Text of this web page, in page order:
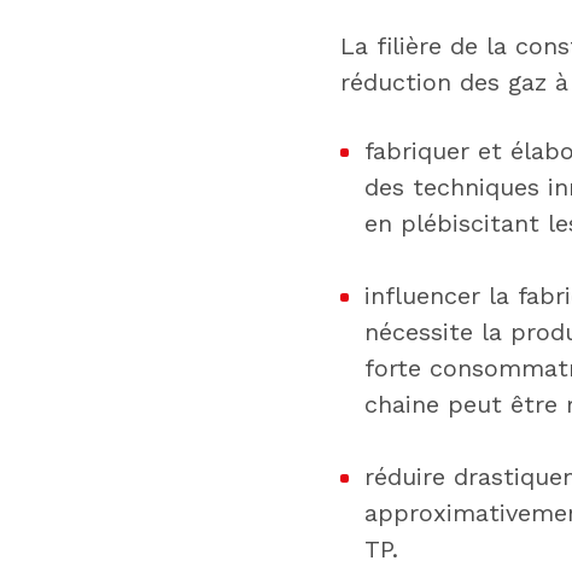
La filière de la
réduction des gaz
fabriquer et
des techniques
en plébiscitant
influencer la
nécessite la
forte
chaine peut être
réduire
TP.